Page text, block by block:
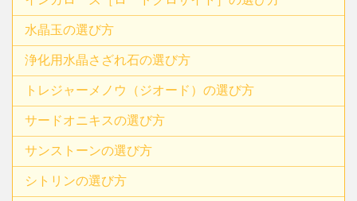
水晶玉の選び方
浄化用水晶さざれ石の選び方
トレジャーメノウ（ジオード）の選び方
サードオニキスの選び方
サンストーンの選び方
シトリンの選び方